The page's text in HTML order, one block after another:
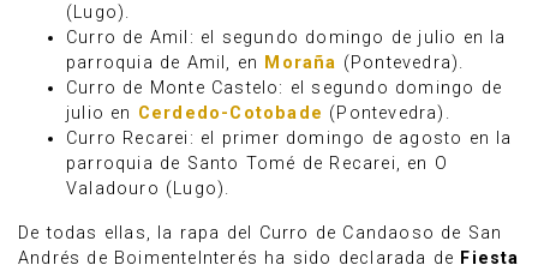
(Lugo).
Curro de Amil: el segundo domingo de julio en la
parroquia de Amil, en Moraña (Pontevedra).
Curro de Monte Castelo: el segundo domingo de
julio en Cerdedo-Cotobade (Pontevedra).
Curro Recarei: el primer domingo de agosto en la
parroquia de Santo Tomé de Recarei, en O
Valadouro (Lugo).
De todas ellas, la rapa del Curro de Candaoso de San
Andrés de BoimenteInterés ha sido declarada de Fiesta